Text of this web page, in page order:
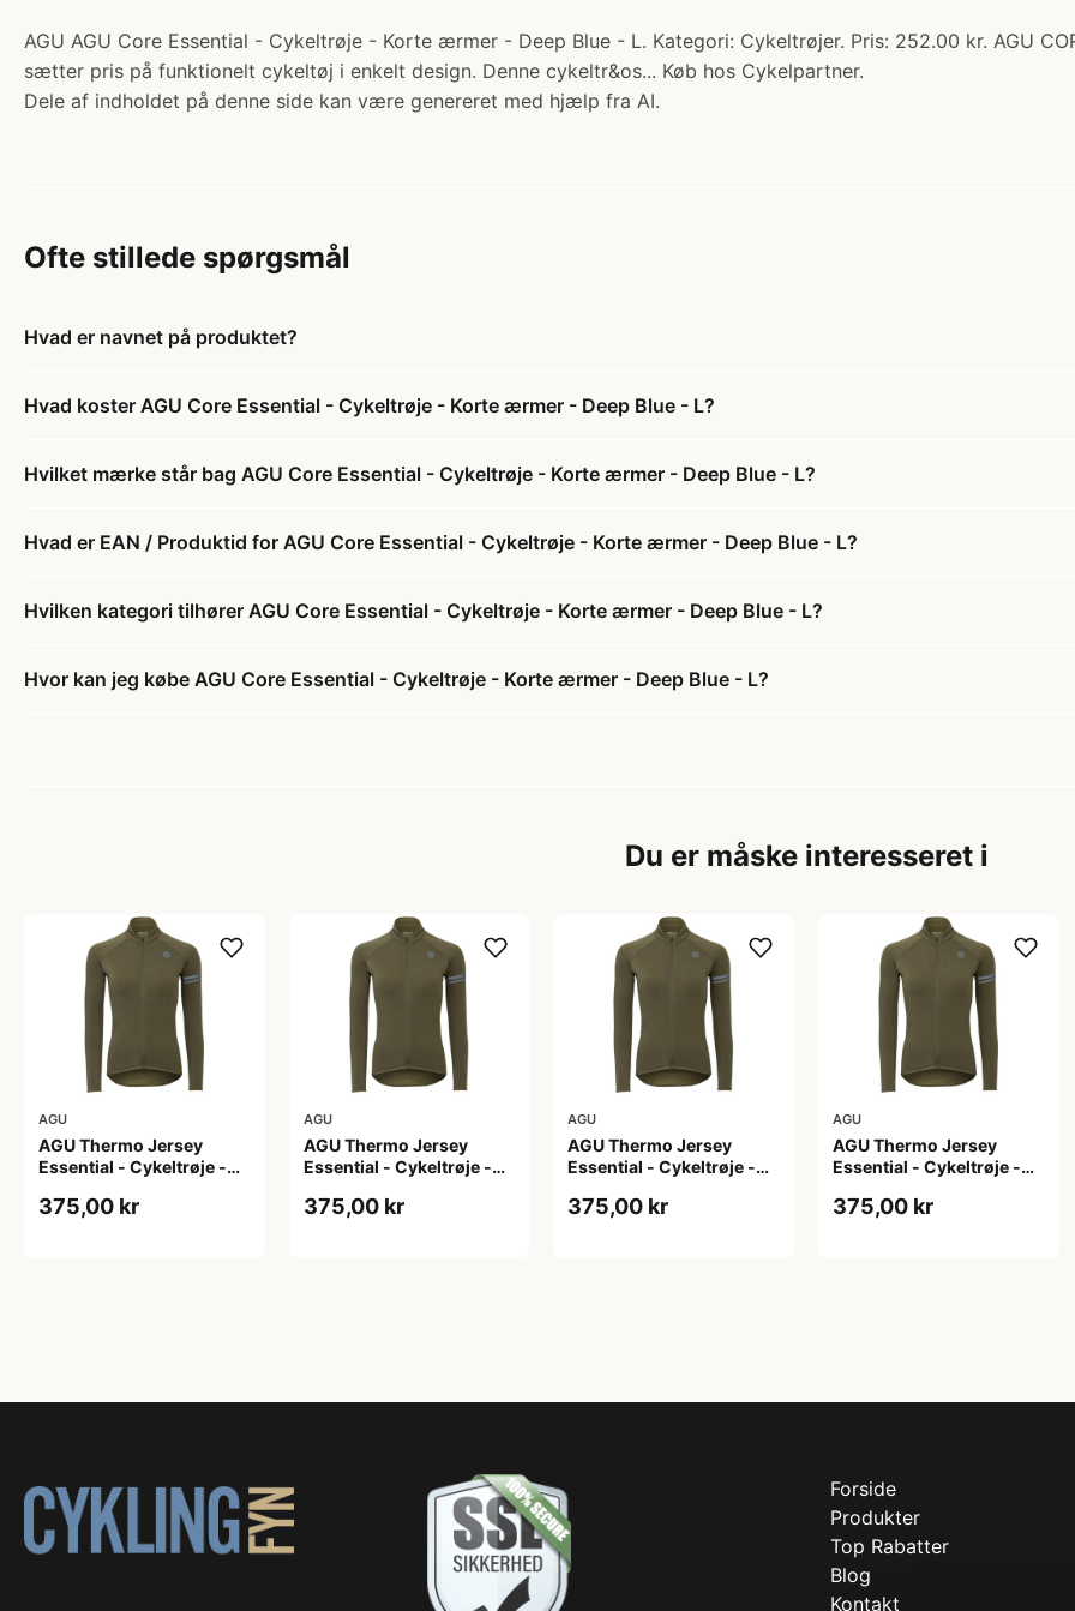
AGU AGU Core Essential - Cykeltrøje - Korte ærmer - Deep Blue - L. Kategori: Cykeltrøjer. Pris: 252.00 kr. AGU
sætter pris på funktionelt cykeltøj i enkelt design. Denne cykeltr&os... Køb hos Cykelpartner.
Dele af indholdet på denne side kan være genereret med hjælp fra AI.
Ofte stillede spørgsmål
Hvad er navnet på produktet?
Hvad koster AGU Core Essential - Cykeltrøje - Korte ærmer - Deep Blue - L?
Hvilket mærke står bag AGU Core Essential - Cykeltrøje - Korte ærmer - Deep Blue - L?
Hvad er EAN / Produktid for AGU Core Essential - Cykeltrøje - Korte ærmer - Deep Blue - L?
Hvilken kategori tilhører AGU Core Essential - Cykeltrøje - Korte ærmer - Deep Blue - L?
Hvor kan jeg købe AGU Core Essential - Cykeltrøje - Korte ærmer - Deep Blue - L?
Du er måske interesseret i
AGU
AGU Thermo Jersey
Essential - Cykeltrøje -
375,00 kr
AGU
AGU Thermo Jersey
Essential - Cykeltrøje -
M
375,00 kr
AGU
AGU Thermo Jersey
Essential - Cykeltrøje -
375,00 kr
AGU
AGU Thermo Jersey
Essential - Cykeltrøje -
XL
375,00 kr
Forside
Produkter
Top Rabatter
Blog
Kontakt